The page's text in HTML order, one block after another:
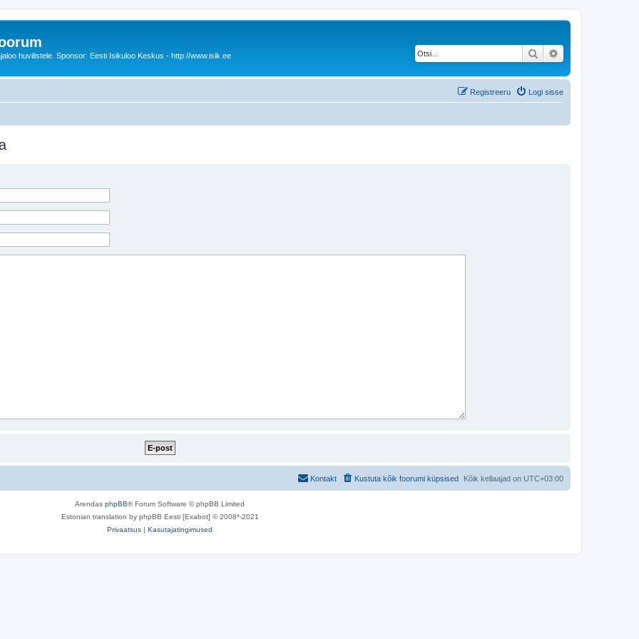
huvilistele. Sponsor: Eesti Isikuloo Keskus - http://www.isik.ee Otsi
Logi sisse
Registreeru
Kõik kellaajad on UTC+03:00
Kustuta kõik foorumi küpsised
Kontakt
Arendas phpBB® Forum Software © phpBB Limited
Estonian translation by phpBB Eesti [Exabot] © 2008*-2021
Privaatsus | Kasutajatingimused